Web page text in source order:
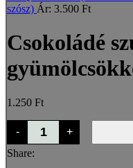
szósz) Ár: 3.500 Ft
Csokoládé
1.250 Ft
-
Csokoládé
szuflé
erdei
gyümölcsökkel
+
Share: